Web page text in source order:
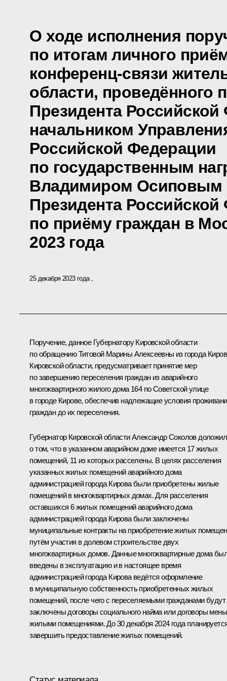
О ходе исполнения
по итогам личного
конференц-связи
области, проведённого
Президента
начальником
Российской Федерации
по государственным
Владимиром Осиповым
Президента
по приёму граждан в
2023 года
25 декабря 2023 года
Поручение, данное Губернатору Кировской области
по обращению Титовой Марины Алексеевны из города
Кировской области, предусматривает принятие мер
по завершению переселения граждан из аварийного
многоквартирного жилого дома 164 по Советской улице
в городе Кирове, обеспечив надлежащие условия
граждан до их переселения.
Губернатор Кировской области Александр Соколов доложил
о том, что в указанном аварийном доме имеется 17 жилых
помещений, 11 из которых расселены. В целях расселения
указанных жилых помещений аварийного дома
администрацией города Кирова были приобретены жилые
помещений в многоквартирных домах. Для расселения
оставшихся 6 жилых помещений аварийного дома
администрацией города Кирова были заключены
муниципальные контракты на приобретение жилых
путём участия в долевом строительстве двух
многоквартирных домов. Данные многоквартирные дома
введены в эксплуатацию и в настоящее время
администрацией города Кирова ведётся оформление
в муниципальную собственность приобретенных жилых
помещений, после чего с переселяемыми гражданами будут
заключены договоры социального найма или договоры мены
жилыми помещениями. До 30 декабря 2024 года
завершить предоставление жилых помещений.